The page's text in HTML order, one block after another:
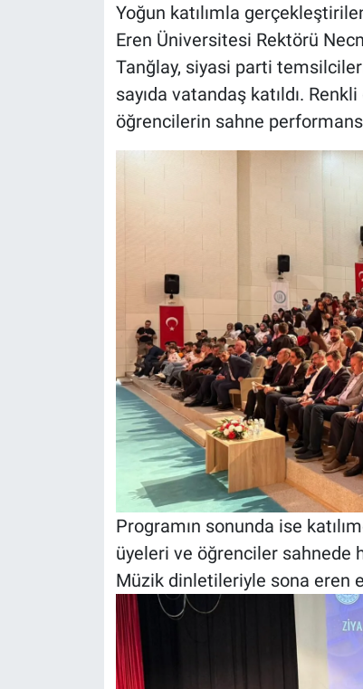
Yoğun katılımla
Eren Üniversitesi Rektörü
Tanğlay, siyasi parti
sayıda vatandaş katıldı.
öğrencilerin sahne
Programın sonunda ise
üyeleri ve öğrenciler sahnede
Müzik dinletileriyle sona eren